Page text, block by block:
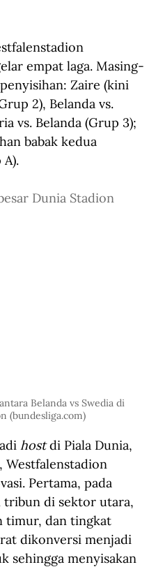
empat laga. Masing-
Zaire (kini
2), Belanda vs.
vs. Belanda (Grup 3);
babak kedua
Dunia Stadion
Belanda vs Swedia di
(bundesliga.com)
host di Piala Dunia,
Westfalenstadion
Pertama, pada
tribun di sektor utara,
timur, dan tingkat
dikonversi menjadi
sehingga menyisakan